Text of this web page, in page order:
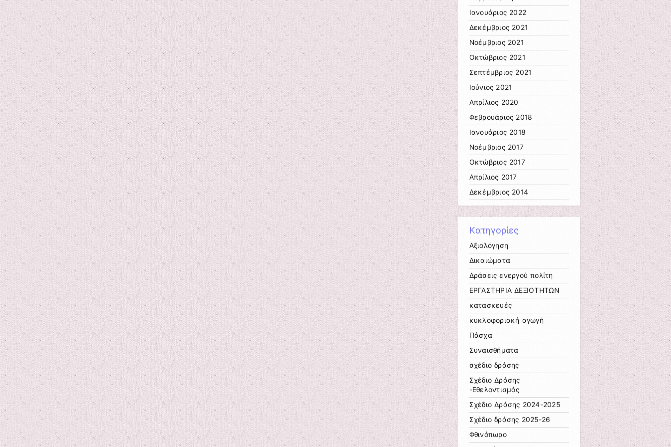
Ιανουάριος 2022
Δεκέμβριος 2021
Νοέμβριος 2021
Οκτώβριος 2021
Σεπτέμβριος 2021
Ιούνιος 2021
Απρίλιος 2020
Φεβρουάριος 2018
Ιανουάριος 2018
Νοέμβριος 2017
Οκτώβριος 2017
Απρίλιος 2017
Δεκέμβριος 2014
Kατηγορίες
Αξιολόγηση
Δικαιώματα
Δράσεις ενεργού πολίτη
ΕΡΓΑΣΤΗΡΙΑ ΔΕΞΙΟΤΗΤΩΝ
κατασκευές
κυκλοφοριακή αγωγή
Πάσχα
Συναισθήματα
σχέδιο δράσης
Σχέδιο Δράσης
-Εθελοντισμός
Σχέδιο Δράσης 2024-2025
Σχέδιο δράσης 2025-26
Φθινόπωρο